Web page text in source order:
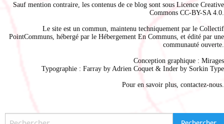
Sauf mention contraire, les contenus de ce blog sont sous Licence Creative
Commons CC-BY-SA 4.0
Le site est un commun, maintenu techniquement par le Collectif
PointCommuns , hébergé par le Hébergement En Communs , et édité par une
communauté ouverte.
Conception graphique : Mirages
Typographie : Farray by Adrien Coquet & Inder by Sorkin Type
Pour en savoir plus, contactez-nous